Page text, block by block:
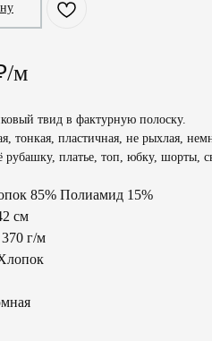
м
твид в фактурную полоску.
тонкая, пластичная, не рыхлая,
рубашку, платье, топ, юбку, шорты,
85% Полиамид 15%
см
г/м